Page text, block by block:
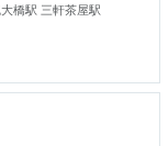
橋駅 三軒茶屋駅